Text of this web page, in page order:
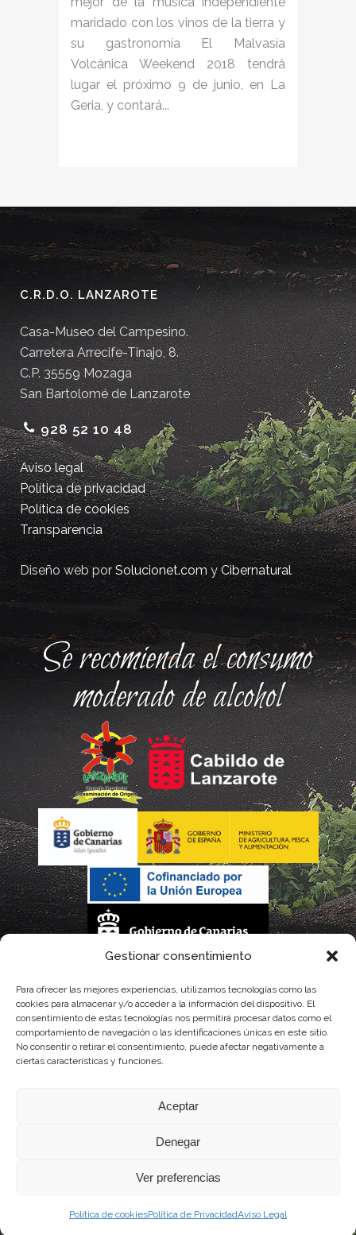
Gestionar consentimiento
Para ofrecer las mejores experiencias, utilizamos tecnologías como las
cookies para almacenar y/o acceder a la información del dispositivo. El
consentimiento de estas tecnologías nos permitirá procesar datos como el
comportamiento de navegación o las identificaciones únicas en este sitio.
No consentir o retirar el consentimiento, puede afectar negativamente a
ciertas características y funciones.
Aceptar
Denegar
Ver preferencias
Política de cookiesPolítica de PrivacidadAviso Legal
maridado con los vinos de la tierra y
su gastronomía El Malvasía
Volcánica Weekend 2018 tendrá
lugar el próximo 9 de junio, en La
Geria, y contará...
C.R.D.O. LANZAROTE
Casa-Museo del Campesino.
Carretera Arrecife-Tinajo, 8.
C.P. 35559 Mozaga
San Bartolomé de Lanzarote
928 52 10 48
Aviso legal
Política de privacidad
Política de cookies
Transparencia
Diseño web porSolucionet.comyCibernatural
Se recomienda el consumo
moderado de alcohol
parcialmente, por el Gobierno de Canarias
con fondos provenientes del presupuesto de gastos del Instituto Canario de
Calidad Agroalimentaria